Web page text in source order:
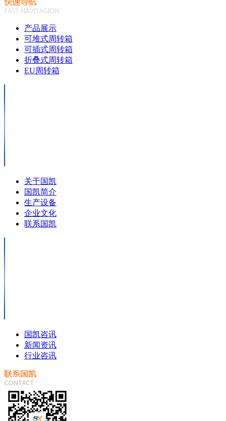
产品展示
可堆式周转箱
可插式周转箱
折叠式周转箱
EU周转箱
关于国凯
国凯简介
生产设备
企业文化
联系国凯
国凯咨讯
新闻资讯
行业咨讯